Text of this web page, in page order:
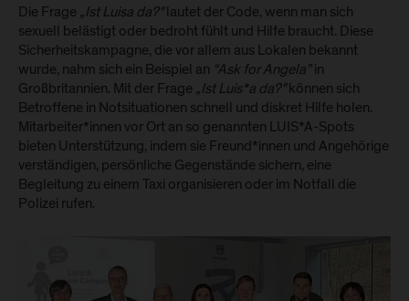
Die Frage „Ist Luisa da?"lautet der Code, wenn man sich
sexuell belästigt oder bedroht fühlt und Hilfe braucht. Diese
Sicherheitskampagne, die vor allem aus Lokalen bekannt
wurde, nahm sich ein Beispiel an “Ask for Angela”in
Großbritannien. Mit der Frage „Ist Luis*a da?"können sich
Betroffene in Notsituationen schnell und diskret Hilfe holen.
Mitarbeiter*innen vor Ort an so genannten LUIS*A-Spots
bieten Unterstützung, indem sie Freund*innen und Angehörige
verständigen, persönliche Gegenstände sichern, eine
Begleitung zu einem Taxi organisieren oder im Notfall die
Polizei rufen.